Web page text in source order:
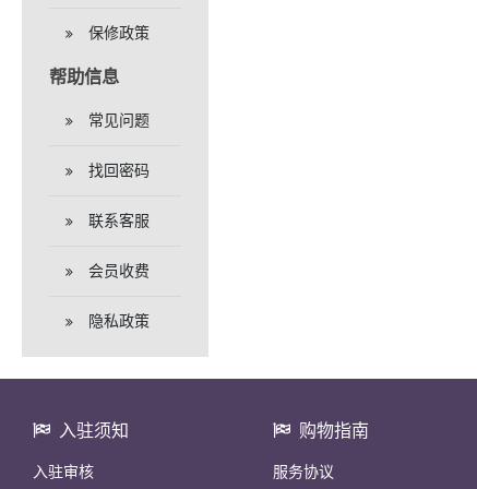
保修政策
帮助信息
常见问题
找回密码
联系客服
会员收费
隐私政策
入驻须知
入驻审核
购物指南
服务协议